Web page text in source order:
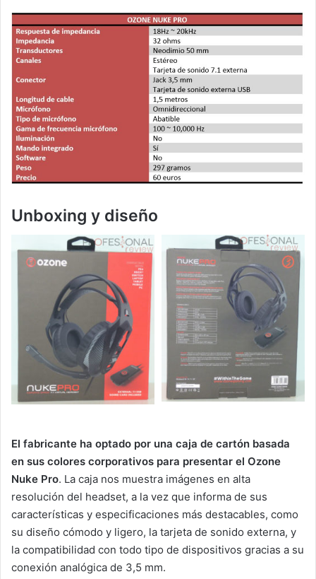
Unboxing y diseño
El fabricante ha optado por una caja de cartón basada
en sus colores corporativos para presentar el Ozone
Nuke Pro. La caja nos muestra imágenes en alta
resolución del headset, a la vez que informa de sus
características y especificaciones más destacables, como
su diseño cómodo y ligero, la tarjeta de sonido externa, y
la compatibilidad con todo tipo de dispositivos gracias a su
conexión analógica de 3,5 mm.